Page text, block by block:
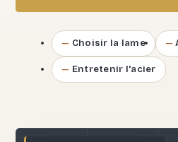
Choisir la lame
Entretenir l'acier